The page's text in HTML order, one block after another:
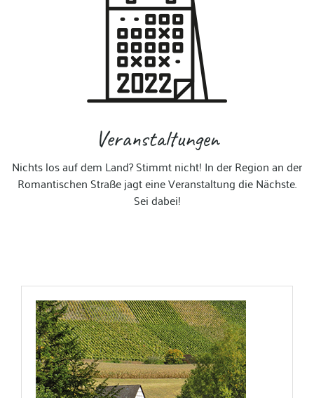
Veranstaltungen
Nichts los auf dem Land? Stimmt nicht! In der Region an der
Romantischen Straße jagt eine Veranstaltung die Nächste.
Sei dabei!